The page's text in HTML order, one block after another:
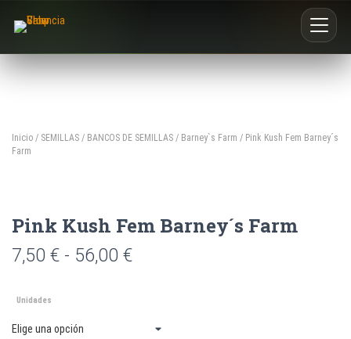
Inicio / SEMILLAS / BANCOS DE SEMILLAS / Barney`s Farm / Pink Kush Fem Barney´s
Farm
Pink Kush Fem Barney´s Farm
7,50 € - 56,00 €
Unidades